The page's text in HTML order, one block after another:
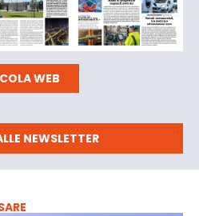
WEB
NEWSLETTER